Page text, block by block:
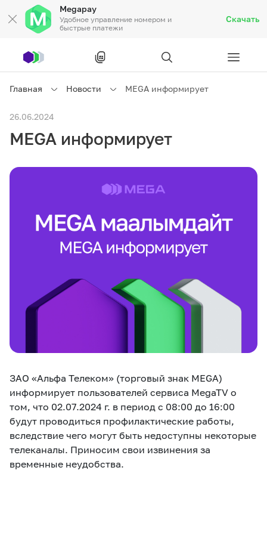
Megapay
Удобное управление номером и
быстрые платежи
Скачать
Частным клиентам
Частным клиентам
Тарифы Роуминг
Услуги
Все услуги Развлечения Соц.сети
Звонки и SMS Подбор номера Доставка SIM
Компания
О нас Работа в MEGA
Партнерам
Карта офисов и
Сервисы
MegaTV MegaPay
Главная Новости MEGA информирует
26.06.2024
MEGA информирует
ЗАО «Альфа Телеком» (торговый знак MEGA)
информирует пользователей сервиса MegaTV о
том, что 02.07.2024 г. в период с 08:00 до 16:00
будут проводиться профилактические работы,
вследствие чего могут быть недоступны некоторые
телеканалы. Приносим свои извинения за
временные неудобства.